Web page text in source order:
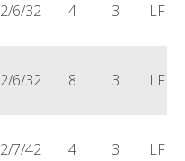
2/6/32 4 3
2/6/32 8 3
2/7/42 4 3